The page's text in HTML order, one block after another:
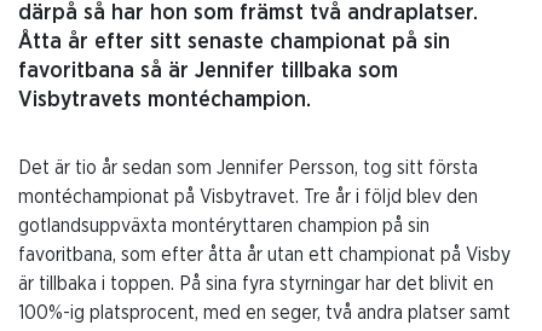
därpå så har hon som främst två andraplatser.
Åtta år efter sitt senaste championat på sin
favoritbana så är Jennifer tillbaka som
Visbytravets montéchampion.
Det är tio år sedan som Jennifer Persson, tog sitt första
montéchampionat på Visbytravet. Tre år i följd blev den
gotlandsuppväxta montéryttaren champion på sin
favoritbana, som efter åtta år utan ett championat på Visby
är tillbaka i toppen. På sina fyra styrningar har det blivit en
100%-ig platsprocent, med en seger, två andra platser samt